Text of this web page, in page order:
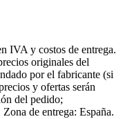
IVA y costos de entrega.
originales del
por el fabricante (si
y ofertas serán
del pedido;
de entrega: España.